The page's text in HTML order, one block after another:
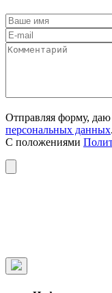
Отправляя форму, даю
персональных данных.
С положениями